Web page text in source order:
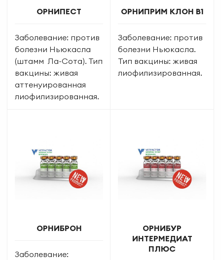
ОРНИПЕСТ
Заболевание: против
болезни Ньюкасла
(штамм Ла-Сота). Тип
вакцины: живая
аттенуированная
лиофилизированная.
ОРНИПРИМ КЛОН В1
Заболевание: против
болезни Ньюкасла.
Тип вакцины: живая
лиофилизированная.
ОРНИБРОН
Заболевание:
ОРНИБУР
ИНТЕРМЕДИАТ
ПЛЮС